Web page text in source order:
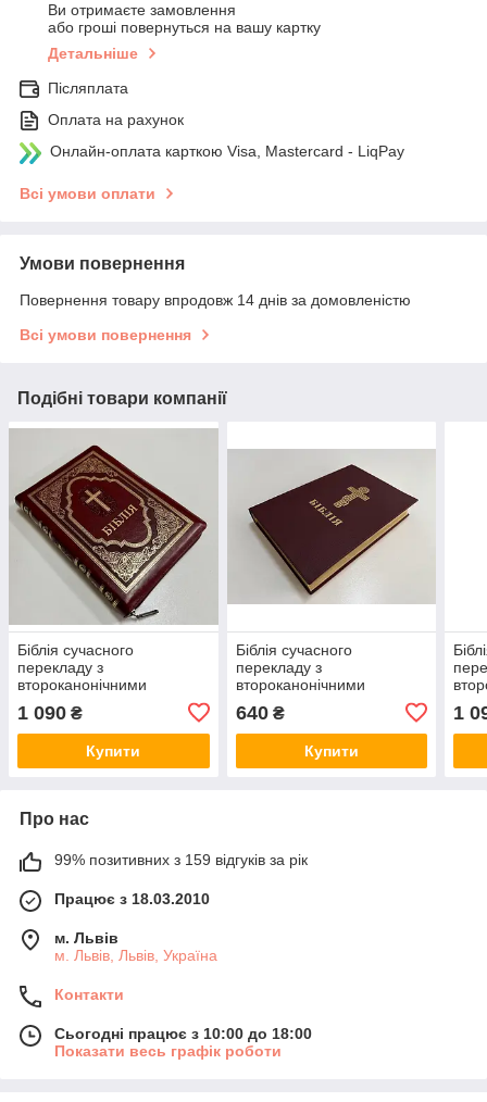
Ви отримаєте замовлення
або гроші повернуться на вашу картку
Детальніше
Післяплата
Оплата на рахунок
Онлайн-оплата карткою Visa, Mastercard - LiqPay
Всі умови оплати
Умови повернення
Повернення товару впродовж 14 днів за домовленістю
Всі умови повернення
Подібні товари компанії
Біблія сучасного
перекладу з
второканонічними
книгами, великий формат,
палітурка зі шкірзамінника
вишневого кольору,з
замком(2)
1 090 ₴
Купити
Біблія сучасного
перекладу з
второканонічними
книгами, великий формат,
гнучка вінілова палітурка
вишневого кольору з
хрестом(2)
640₴
Купити
1
Про нас
99% позитивних з 159 відгуків за рік
Працює з 18.03.2010
м. Львів
м. Львів, Львів, Україна
Контакти
Сьогодні працює з 10:00 до 18:00
Показати весь графік роботи